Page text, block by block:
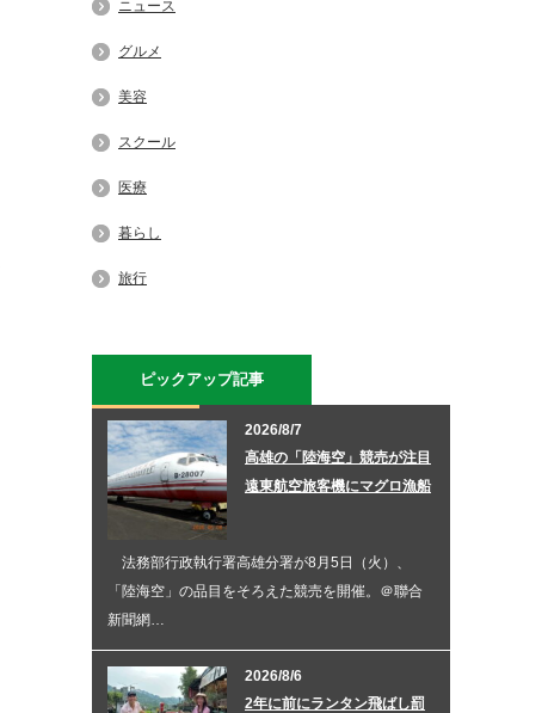
ニュース
グルメ
美容
スクール
医療
暮らし
旅行
ピックアップ記事
2026/8/7
高雄の「陸海空」競売が注目
遠東航空旅客機にマグロ漁船
法務部行政執行署高雄分署が8月5日（火）、
「陸海空」の品目をそろえた競売を開催。＠聯合
新聞網…
2026/8/6
2年に前にランタン飛ばし罰